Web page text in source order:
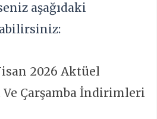
aşağıdaki
2026 Aktüel
Çarşamba İndirimleri